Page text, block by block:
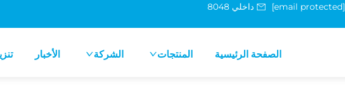
[email protected]
الصفحة الرئيسية المنتجات الشركة الأخبار